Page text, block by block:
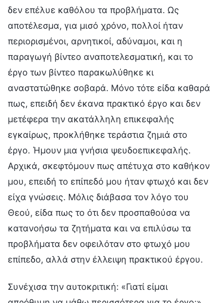
δεν επέλυε καθόλου τα προβλήματα. Ως
αποτέλεσμα, για μισό χρόνο, πολλοί ήταν
περιορισμένοι, αρνητικοί, αδύναμοι, και η
παραγωγή βίντεο αναποτελεσματική, και το
έργο των βίντεο παρακωλύθηκε κι
αναστατώθηκε σοβαρά. Μόνο τότε είδα καθαρά
πως, επειδή δεν έκανα πρακτικό έργο και δεν
μετέφερα την ακατάλληλη επικεφαλής
εγκαίρως, προκλήθηκε τεράστια ζημιά στο
έργο. Ήμουν μια γνήσια ψευδοεπικεφαλής.
Αρχικά, σκεφτόμουν πως απέτυχα στο καθήκον
μου, επειδή το επίπεδό μου ήταν φτωχό και δεν
είχα γνώσεις. Μόλις διάβασα τον λόγο του
Θεού, είδα πως το ότι δεν προσπαθούσα να
κατανοήσω τα ζητήματα και να επιλύσω τα
προβλήματα δεν οφειλόταν στο φτωχό μου
επίπεδο, αλλά στην έλλειψη πρακτικού έργου.
Συνέχισα την αυτοκριτική: «Γιατί είμαι